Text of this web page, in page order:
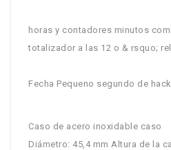
horas y contadores minutos
totalizador a las 12 o & rsquo;
Fecha Pequeno segundo de
Caso de acero inoxidable caso
Diámetro: 45,4 mm Altura de la